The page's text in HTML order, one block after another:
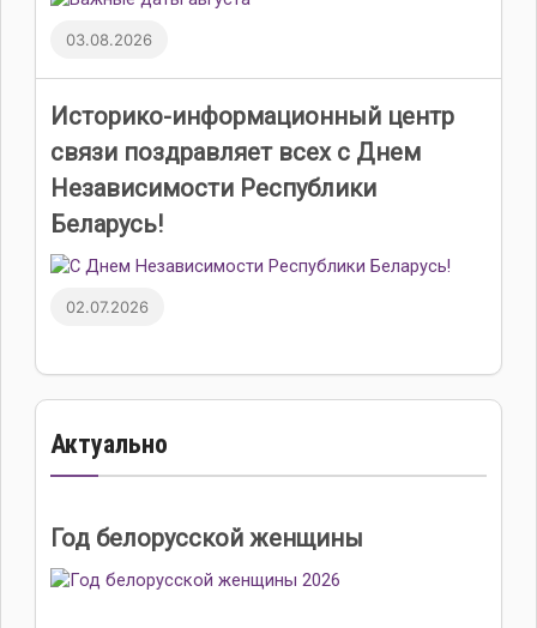
03.08.2026
Историко-информационный центр
связи поздравляет всех с Днем
Независимости Республики
Беларусь!
02.07.2026
Актуально
Год белорусской женщины